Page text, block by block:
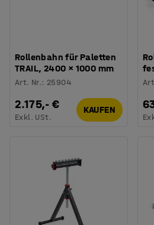
Rollenbahn für Paletten
TRAIL, 2400 × 1000 mm
Art. Nr.: 25904
2.175,- €
Exkl. USt.
KAUFEN